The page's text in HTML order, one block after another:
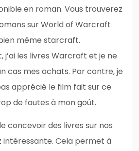
en roman. Vous trouverez
sur World of Warcraft
même starcraft.
j’ai les livres Warcraft et je ne
cas mes achats. Par contre, je
apprécié le film fait sur ce
de fautes à mon goût.
concevoir des livres sur nos
intéressante. Cela permet à